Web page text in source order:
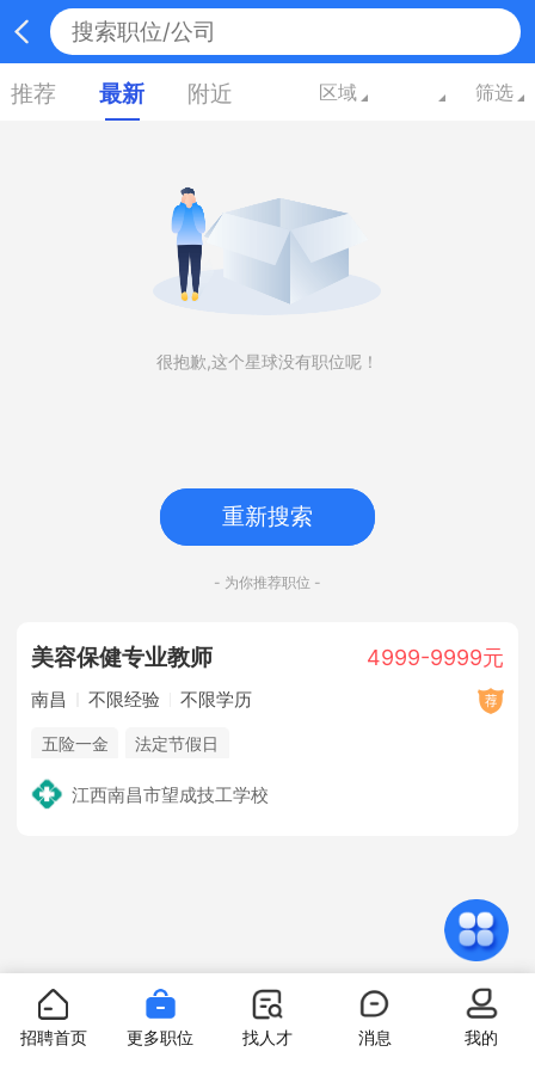
推荐 最新 附近 区域 筛选
很抱歉,这个星球没有职位呢！
重新搜索
- 为你推荐职位 -
美容保健专业教师 4999-9999元
南昌 不限经验 不限学历
五险一金 法定节假日
江西南昌市望成技工学校
招聘首页 更多职位 找人才 消息 我的